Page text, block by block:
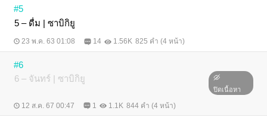
#5
5 – ดื่ม | ซาบิกิยู
23 พ.ค. 63 01:08 14 1.56K 825 คำ (4 หน้า)
#6
6 – จันทร์ | ซาบิกิยู
ปิดเนื้อหา
12 ส.ค. 67 00:47 1 1.1K 844 คำ (4 หน้า)